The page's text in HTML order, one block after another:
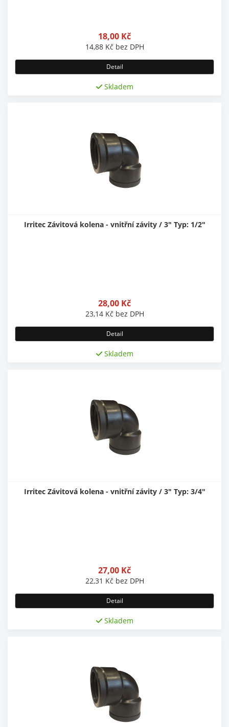
18,00 Kč
14,88 Kč bez DPH
Detail
Skladem
Irritec Závitová kolena - vnitřní závity / 3" Typ: 1/2"
28,00 Kč
23,14 Kč bez DPH
Detail
Skladem
Irritec Závitová kolena - vnitřní závity / 3" Typ: 3/4"
27,00 Kč
22,31 Kč bez DPH
Detail
Skladem